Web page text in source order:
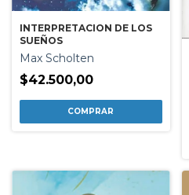
INTERPRETACION DE LOS
SUEÑOS
Max Scholten
$42.500,00